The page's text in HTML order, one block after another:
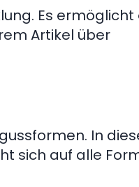
Es ermöglicht
Artikel über
In
sich auf alle